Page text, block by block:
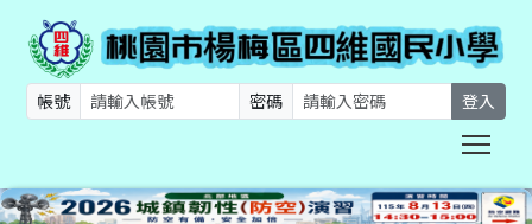
帳號 密碼 登入